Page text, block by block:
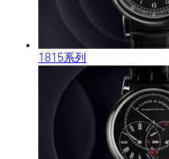
1815系列